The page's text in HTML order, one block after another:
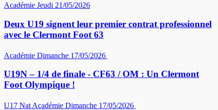
Académie Jeudi 21/05/2026
Deux U19 signent leur premier contrat professionnel
avec le Clermont Foot 63
Académie Dimanche 17/05/2026
U19N – 1/4 de finale - CF63 / OM : Un Clermont
Foot Olympique !
U17 Nat Académie Dimanche 17/05/2026